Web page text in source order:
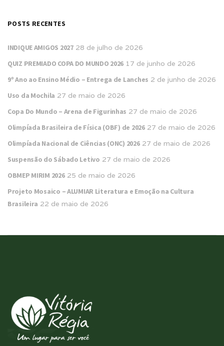
POSTS RECENTES
INDIQUE AMIGOS 2027 28 de julho de 2026
QUIZ PREMIADO COPA DO MUNDO 2026 17 de junho de 2026
9º Ano ao Ensino Médio – Entrega de Lanches 2 de junho de 2026
Uso da Mochila 27 de maio de 2026
Copa Do Mundo – Arena de Figurinhas 27 de maio de 2026
Olimpíada Brasileira de Física (OBF) de 2026 27 de maio de 2026
Olimpíada Nacional de Ciências (ONC) 2026 27 de maio de 2026
Suspensão do Sábado Letivo 27 de maio de 2026
OBMEP MIRIM 2026 25 de maio de 2026
Projeto Mosaico – ALUMIAR Literatura e Emoção na Cultura
Brasileira 22 de maio de 2026